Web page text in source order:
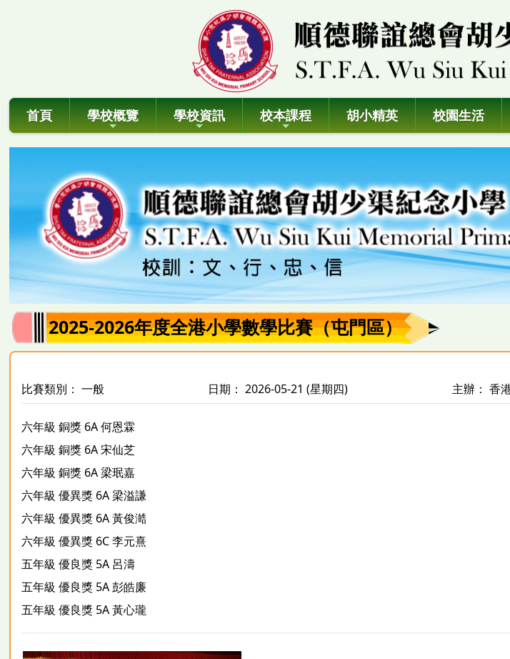
首頁 學校概覽 學校資訊 校本課程 胡小精英 校園生活
2025-2026年度全港小學數學比賽（屯門區）
比賽類別： 一般 日期： 2026-05-21 (星期四) 主辦： 香
六年級 銅獎 6A 何恩霖
六年級 銅獎 6A 宋仙芝
六年級 銅獎 6A 梁珉嘉
六年級 優異獎 6A 梁溢謙
六年級 優異獎 6A 黃俊澔
六年級 優異獎 6C 李元熹
五年級 優良獎 5A 呂濤
五年級 優良獎 5A 彭皓廉
五年級 優良獎 5A 黃心瓏